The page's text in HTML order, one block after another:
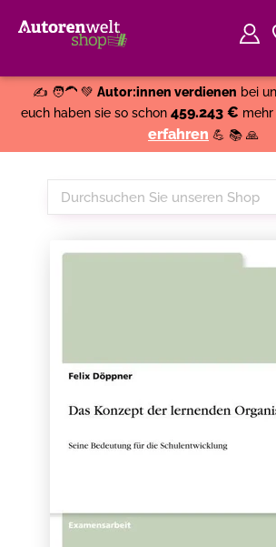
✍️ 🧑‍🦱 💚 Autor:innen verdienen bei
euch haben sie so schon 459.243 €
erfahren 💪 📚 🙏
Durchsuchen
Sie
Shop